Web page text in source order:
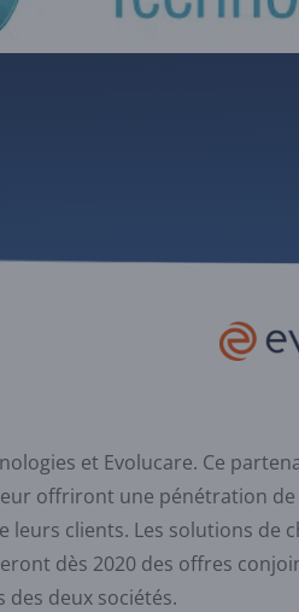
et Evolucare. Ce
offriront une pénétration
clients. Les solutions de
dès 2020 des offres
des deux sociétés.